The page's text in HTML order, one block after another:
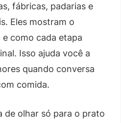
fábricas, padarias e
Eles mostram o
como cada etapa
Isso ajuda você a
quando conversa
comida.
de olhar só para o prato